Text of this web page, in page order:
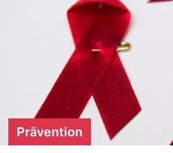
Prävention